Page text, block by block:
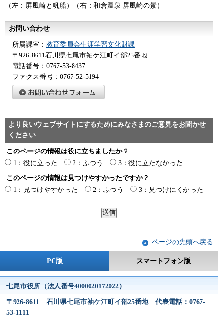
（左：屏風崎と帆船）（右：和倉温泉 屏風崎の景）
お問い合わせ
所属課室： 教育委員会生涯学習文化財課
〒926-8611石川県七尾市袖ケ江町イ部25番地
電話番号：0767-53-8437
ファクス番号：0767-52-5194
より良いウェブサイトにするためにみなさまのご意見をお聞かせ
ください
このページの情報は役に立ちましたか？
1：役に立った
2：ふつう 3：役に立たなかった
このページの情報は見つけやすかったですか？
1：見つけやすかった
2：ふつう 3：見つけにくかった
ページの先頭へ戻る
PC版 スマートフォン版
七尾市役所（法人番号4000020172022）
〒926-8611 石川県七尾市袖ケ江町イ部25番地 代表電話：0767-
53-1111